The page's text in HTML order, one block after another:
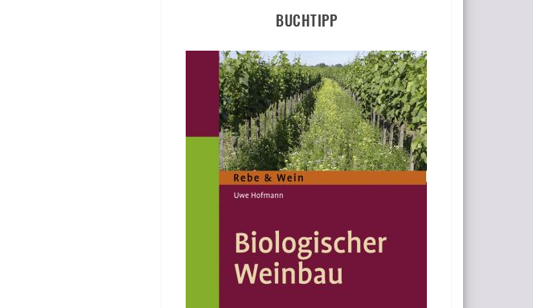
BUCHTIPP